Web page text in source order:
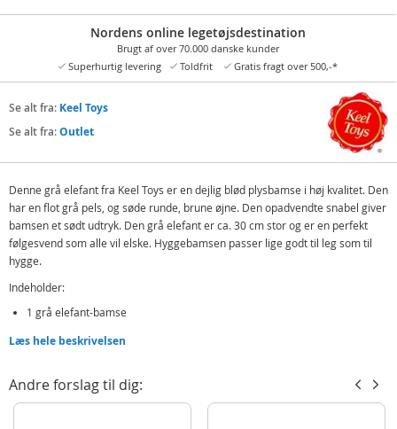
Nordens online legetøjsdestination
Brugt af over 70.000 danske kunder
Superhurtig levering
Toldfrit Gratis fragt over 500,-*
Se alt fra: Keel Toys
Se alt fra:Outlet
Denne grå elefant fra Keel Toys er en dejlig blød plysbamse i høj kvalitet. Den
har en flot grå pels, og søde runde, brune øjne. Den opadvendte snabel giver
bamsen et sødt udtryk. Den grå elefant er ca. 30 cm stor og er en perfekt
følgesvend som alle vil elske. Hyggebamsen passer lige godt til leg som til
hygge.
Indeholder:
1 grå elefant-bamse
Detaljer:
Håndvaskes/tørres af med en fugtig klud
Læs hele beskrivelsen
Andre forslag til dig: